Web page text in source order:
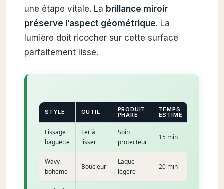
une étape vitale. La brillance miroir
préserve l’aspect géométrique. La
lumière doit ricocher sur cette surface
parfaitement lisse.
STYLE OUTIL PRODUIT
PHARE
TEMPS
ESTIMÉ
Lissage
baguette
Fer à
lisser
Soin
protecteur
15 min
Wavy
bohème
Boucleur
Laque
légère
20 min